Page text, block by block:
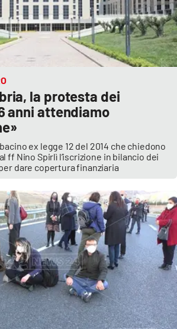
la protesta dei
anni attendiamo
ex legge 12 del 2014 che chiedono
ff Nino Spirlì l’iscrizione in bilancio dei
dare copertura finanziaria